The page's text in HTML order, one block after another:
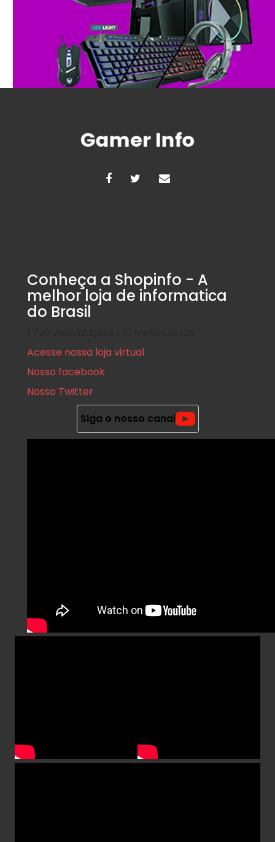
Conheça a Shopinfo - A
melhor loja de informatica
do Brasil
Acesse nossa loja virtual
Nosso facebook
Nosso Twitter
Siga o nosso canal